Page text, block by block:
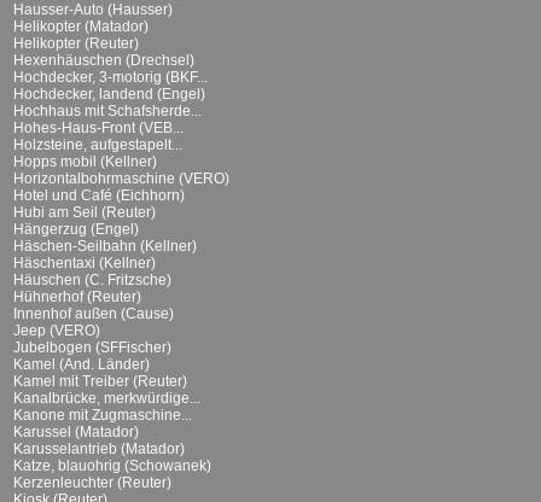
Hausser-Auto (Hausser)
Helikopter (Matador)
Helikopter (Reuter)
Hexenhäuschen (Drechsel)
Hochdecker, 3-motorig (BKF...
Hochdecker, landend (Engel)
Hochhaus mit Schafsherde...
Hohes-Haus-Front (VEB...
Holzsteine, aufgestapelt...
Hopps mobil (Kellner)
Horizontalbohrmaschine (VERO)
Hotel und Café (Eichhorn)
Hubi am Seil (Reuter)
Hängerzug (Engel)
Häschen-Seilbahn (Kellner)
Häschentaxi (Kellner)
Häuschen (C. Fritzsche)
Hühnerhof (Reuter)
Innenhof außen (Cause)
Jeep (VERO)
Jubelbogen (SFFischer)
Kamel (And. Länder)
Kamel mit Treiber (Reuter)
Kanalbrücke, merkwürdige...
Kanone mit Zugmaschine...
Karussel (Matador)
Karusselantrieb (Matador)
Katze, blauohrig (Schowanek)
Kerzenleuchter (Reuter)